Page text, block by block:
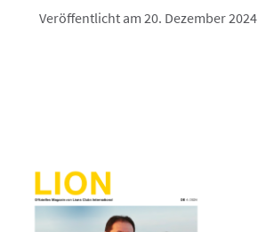
Veröffentlicht am 20. Dezember 2024